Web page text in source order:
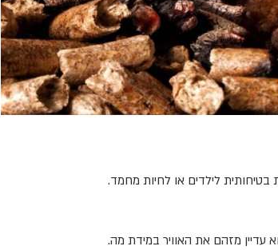
לילדים או לחיות מחמד.
עדיין מזהם את האוויר במידת מה.